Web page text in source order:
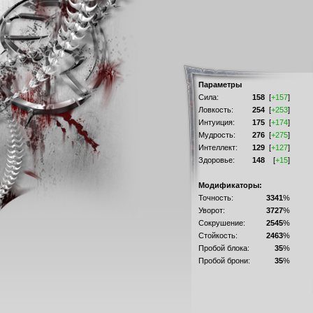
Параметры
Сила:
158 [+157]
Ловкость:
254 [+253]
Интуиция:
175 [+174]
Мудрость:
276 [+275]
Интеллект:
129 [+127]
Здоровье:
148 [+15]
Модификаторы:
Точность:
3341%
Уворот:
3727%
Сокрушение:
2545%
Стойкость:
2463%
Пробой блока:
35%
Пробой брони:
35%